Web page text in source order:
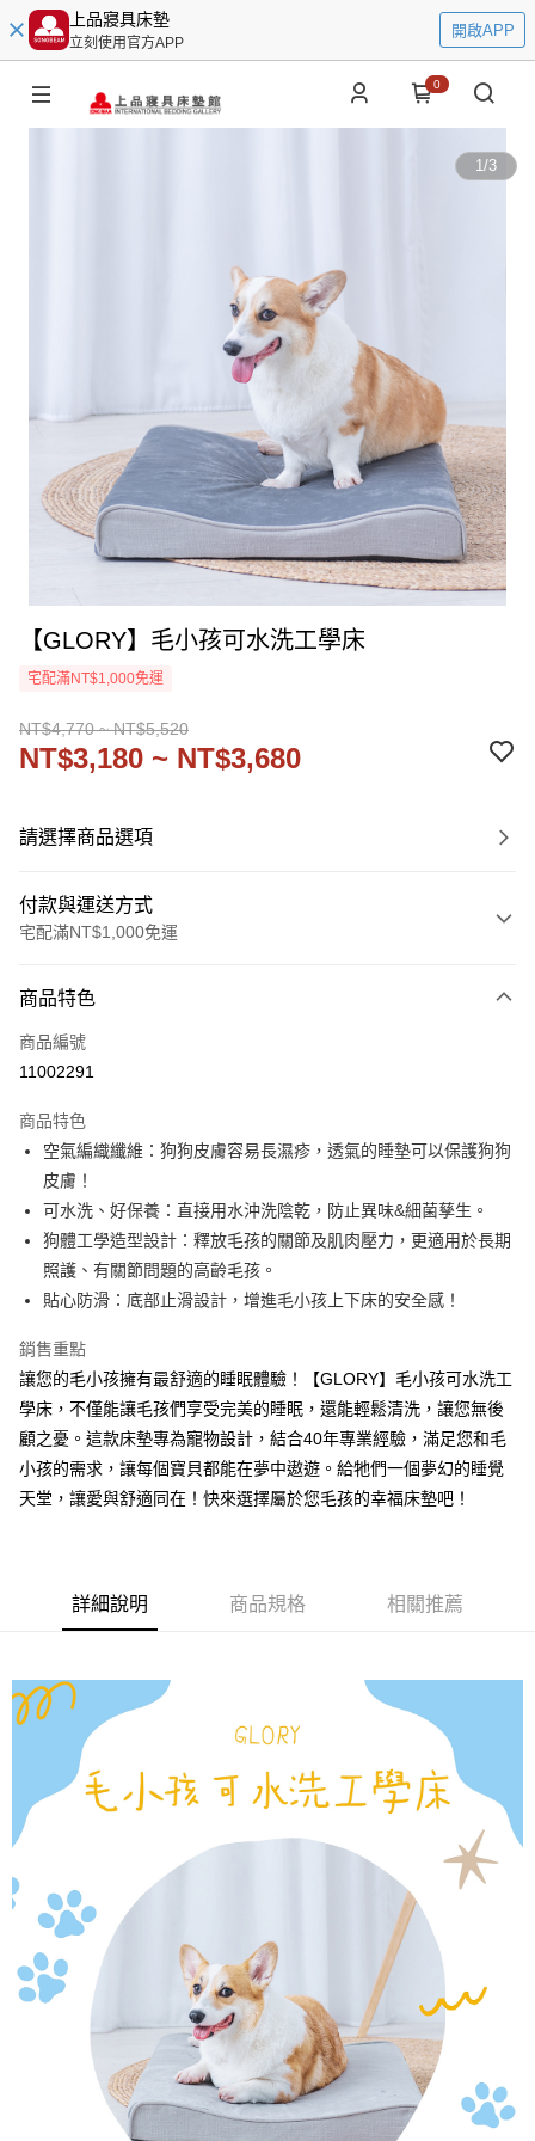
上品寢具床墊
立刻使用官方APP
開啟APP
0
1/3
【GLORY】毛小孩可水洗工學床
宅配滿NT$1,000免運
NT$4,770 ~ NT$5,520
NT$3,180 ~ NT$3,680
請選擇商品選項
付款與運送方式
宅配滿NT$1,000免運
信用卡一次付款
信用卡分期付款
合作金庫商業銀行
華南商業銀行
彰化商業銀行
上海商業儲蓄銀行
國泰世華商業銀行
兆豐國際商業銀行
臺灣中小企業銀行
台中商業銀行
匯豐（台灣）商業銀行
聯邦商業銀行
元大商業銀行
永豐商業銀行
台新國際商業銀行
台灣樂天信用卡公司
6 期 0 利率 每期
華南商業銀行
上海商業儲蓄銀行
台北富邦商業銀行
國泰世華商業銀行
兆豐國際商業銀行
臺灣中小企業銀行
匯豐（台灣）商業銀行
華泰商業銀行
元大商業銀行
玉山商業銀行
星展（台灣）商業銀行
台灣樂天信用卡公司
12 期 0 利率 每期NT$265 21家銀行
合作金庫商業銀行
第一商業銀行
上海商業儲蓄銀行
台北富邦商業銀行
國泰世華商業銀行
臺灣中小企業銀行
台中商業銀行
聯邦商業銀行
元大商業銀行
永豐商業銀行
玉山商業銀行
星展（台灣）商業銀行
台新國際商業銀行
中國信託商業銀行
LINE Pay
Apple Pay
街口支付
悠遊付
Google Pay
全盈+PAY
AFTEE先享後付
相關說明
１．簡單：不需註冊會員、不需綁卡、不需儲值。
２．便利：只要手機號碼，簡訊認證，即可結帳。
【「AFTEE先享後付」結帳流程】
１．於結帳方式選擇「AFTEE先享後付」後，將跳轉至「AFTEE先享後付」
結帳頁面，進行簡訊認證並確認金額後，即可完成結帳。
２．訂單成立數日內，您將收到繳費通知簡訊。
３．收到繳費通知簡訊後14天內，點擊此簡訊中的連結，可透過四大超商／
ATM／網路銀行／等多元方式進行付款，方視為交易完成。
※ 請注意：結帳手續完成當下不需立刻繳費，但若您需要取消訂單，請聯絡
購買商品的店家。未經商家同意取消之訂單仍視為有效，需透過AFTEE先享
※ 交易是否成功請以「AFTEE先享後付 」之結帳頁面顯示為準，若有關於
是否繳費成功／繳費後需取消欲退款等相關疑問，請聯繫「AFTEE先享後付
客戶支援中心」 https://netprotections.freshdesk.com/support/home
【注意事項】
１．透過由恩沛科技股份有限公司提供之「AFTEE先享後付」服務完成之交
易，需依本服務之必要範圍內提供個人資料，並將交易相關給付款項請求債
權轉讓予恩沛科技股份有限公司。
２．關於個人資料處理事宜，請瀏覽以下網址：
https://aftee.tw/terms/#terms3
３．未成年的使用者請事先徵得法定代理人或監護人之同意方可使用
「AFTEE先享後付」，若未經同意申辦者引起之損失，本公司不負相關責
運送方式
每筆NT$100，滿NT$1,000(含以上)免運費
商品特色
商品編號
11002291
商品特色
空氣編織纖維：狗狗皮膚容易長濕疹，透氣的睡墊可以保護狗狗
皮膚！
可水洗、好保養：直接用水沖洗陰乾，防止異味&細菌孳生。
狗體工學造型設計：釋放毛孩的關節及肌肉壓力，更適用於長期
照護、有關節問題的高齡毛孩。
貼心防滑：底部止滑設計，增進毛小孩上下床的安全感！
銷售重點
讓您的毛小孩擁有最舒適的睡眠體驗！【GLORY】毛小孩可水洗工
學床，不僅能讓毛孩們享受完美的睡眠，還能輕鬆清洗，讓您無後
顧之憂。這款床墊專為寵物設計，結合40年專業經驗，滿足您和毛
小孩的需求，讓每個寶貝都能在夢中遨遊。給牠們一個夢幻的睡覺
天堂，讓愛與舒適同在！快來選擇屬於您毛孩的幸福床墊吧！
詳細說明 商品規格 相關推薦